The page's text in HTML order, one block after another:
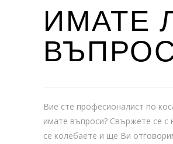
ИМАТЕ
Вие сте професионалист по
имате въпроси? Свържете се с
се колебаете и ще Ви